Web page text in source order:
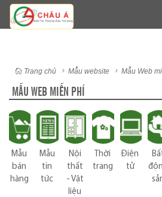
Trang chủ Mẫu website Mẫu Web
MẪU WEB MIỄN PHÍ
Mẫu
bán
hàng
Mẫu
tin
tức
Nội
thất
- Vật
liệu
Thời
trang
Điện
tử